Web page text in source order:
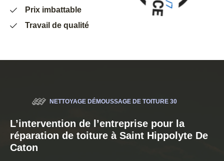
Prix imbattable
Travail de qualité
NETTOYAGE DÉMOUSSAGE DE TOITURE 30
L’intervention de l’entreprise pour la
réparation de toiture à Saint Hippolyte De
Caton